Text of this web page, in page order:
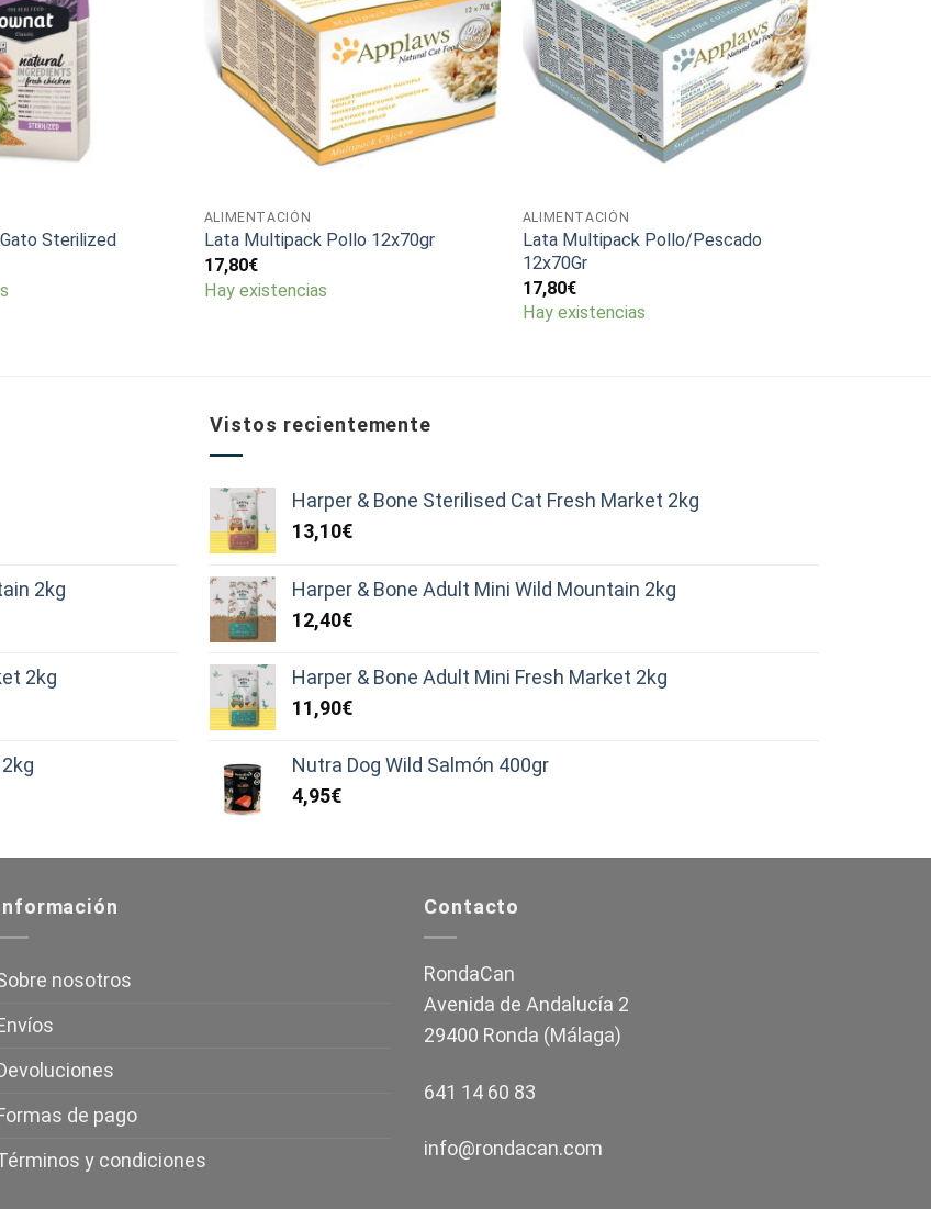
Sterilized
ALIMENTACIÓN
Lata Multipack Pollo 12x70gr
17,80€
Hay existencias
ALIMENTACIÓN
Lata Multipack Pollo/Pescado
12x70Gr
17,80€
Hay existencias
2kg
2kg
Vistos recientemente
Harper & Bone Sterilised Cat Fresh Market 2kg
13,10€
Harper & Bone Adult Mini Wild Mountain 2kg
12,40€
Harper & Bone Adult Mini Fresh Market 2kg
11,90€
Nutra Dog Wild Salmón 400gr
4,95€
nosotros
de pago
y condiciones
Contacto
RondaCan
Avenida de Andalucía 2
29400 Ronda (Málaga)
641 14 60 83
info@rondacan.com